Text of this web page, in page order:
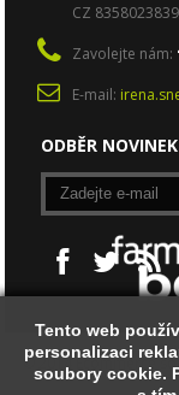
Tento web
personalizaci
soubory cookie.
© 2014Ecommerce
CZ
Zavolejte nám:
E-mail:
ODBĚR NOVINEK
Tento web
personalizaci
soubory cookie.